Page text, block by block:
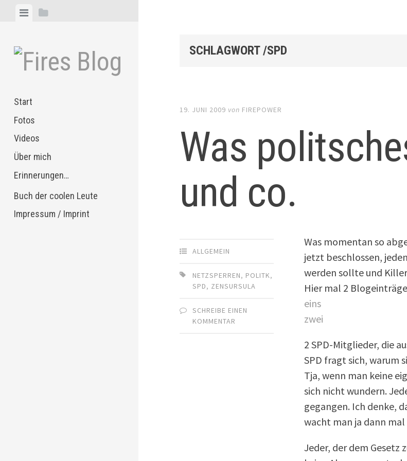
MenüSeitenleiste
Start
Fotos
Videos
Über mich
Erinnerungen…
Buch der coolen Leute
Impressum / Imprint
SCHLAGWORT /SPD
19. JUNI 2009 von FIREPOWER
Was
und co.
ALLGEMEIN
NETZSPERREN, POLITK,
SPD, ZENSURSULA
SCHREIBE EINEN
KOMMENTAR
Was momentan so
jetzt beschlossen,
werden sollte und
Hier mal 2
eins
zwei
2 SPD-Mitglieder, die
SPD fragt sich, warum
Tja, wenn man keine
sich nicht wundern.
gegangen. Ich denke,
wacht man ja dann mal
Jeder, der dem